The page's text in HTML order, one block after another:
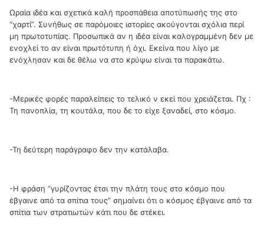
Ωραία ιδέα και σχετικά καλή προσπάθεια αποτύπωσής της στο
“χαρτί”. Συνήθως σε παρόμοιες ιστορίες ακούγονται σχόλια περί
μη πρωτοτυπίας. Προσωπικά αν η ιδέα είναι καλογραμμένη δεν με
ενοχλεί το αν είναι πρωτότυπη ή όχι. Εκείνα που λίγο με
ενόχλησαν και δε θέλω να στο κρύψω είναι τα παρακάτω.
-Μερικές φορές παραλείπεις το τελικό ν εκεί που χρειάζεται. Πχ :
Τη πανοπλία, τη κουτάλα, που δε το είχε ξαναδεί, στο κόσμο.
-Τη δεύτερη παράγραφο δεν την κατάλαβα.
-Η φράση “γυρίζοντας έτσι την πλάτη τους στο κόσμο που
έβγαινε από τα σπίτια τους” σημαίνει ότι ο κόσμος έβγαινε από τα
σπίτια των στρατιωτών κάτι που δε στέκει.